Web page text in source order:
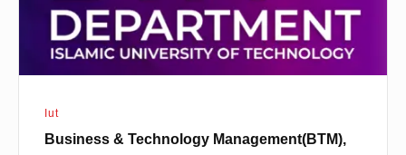
Iut
Business & Technology Management(BTM),